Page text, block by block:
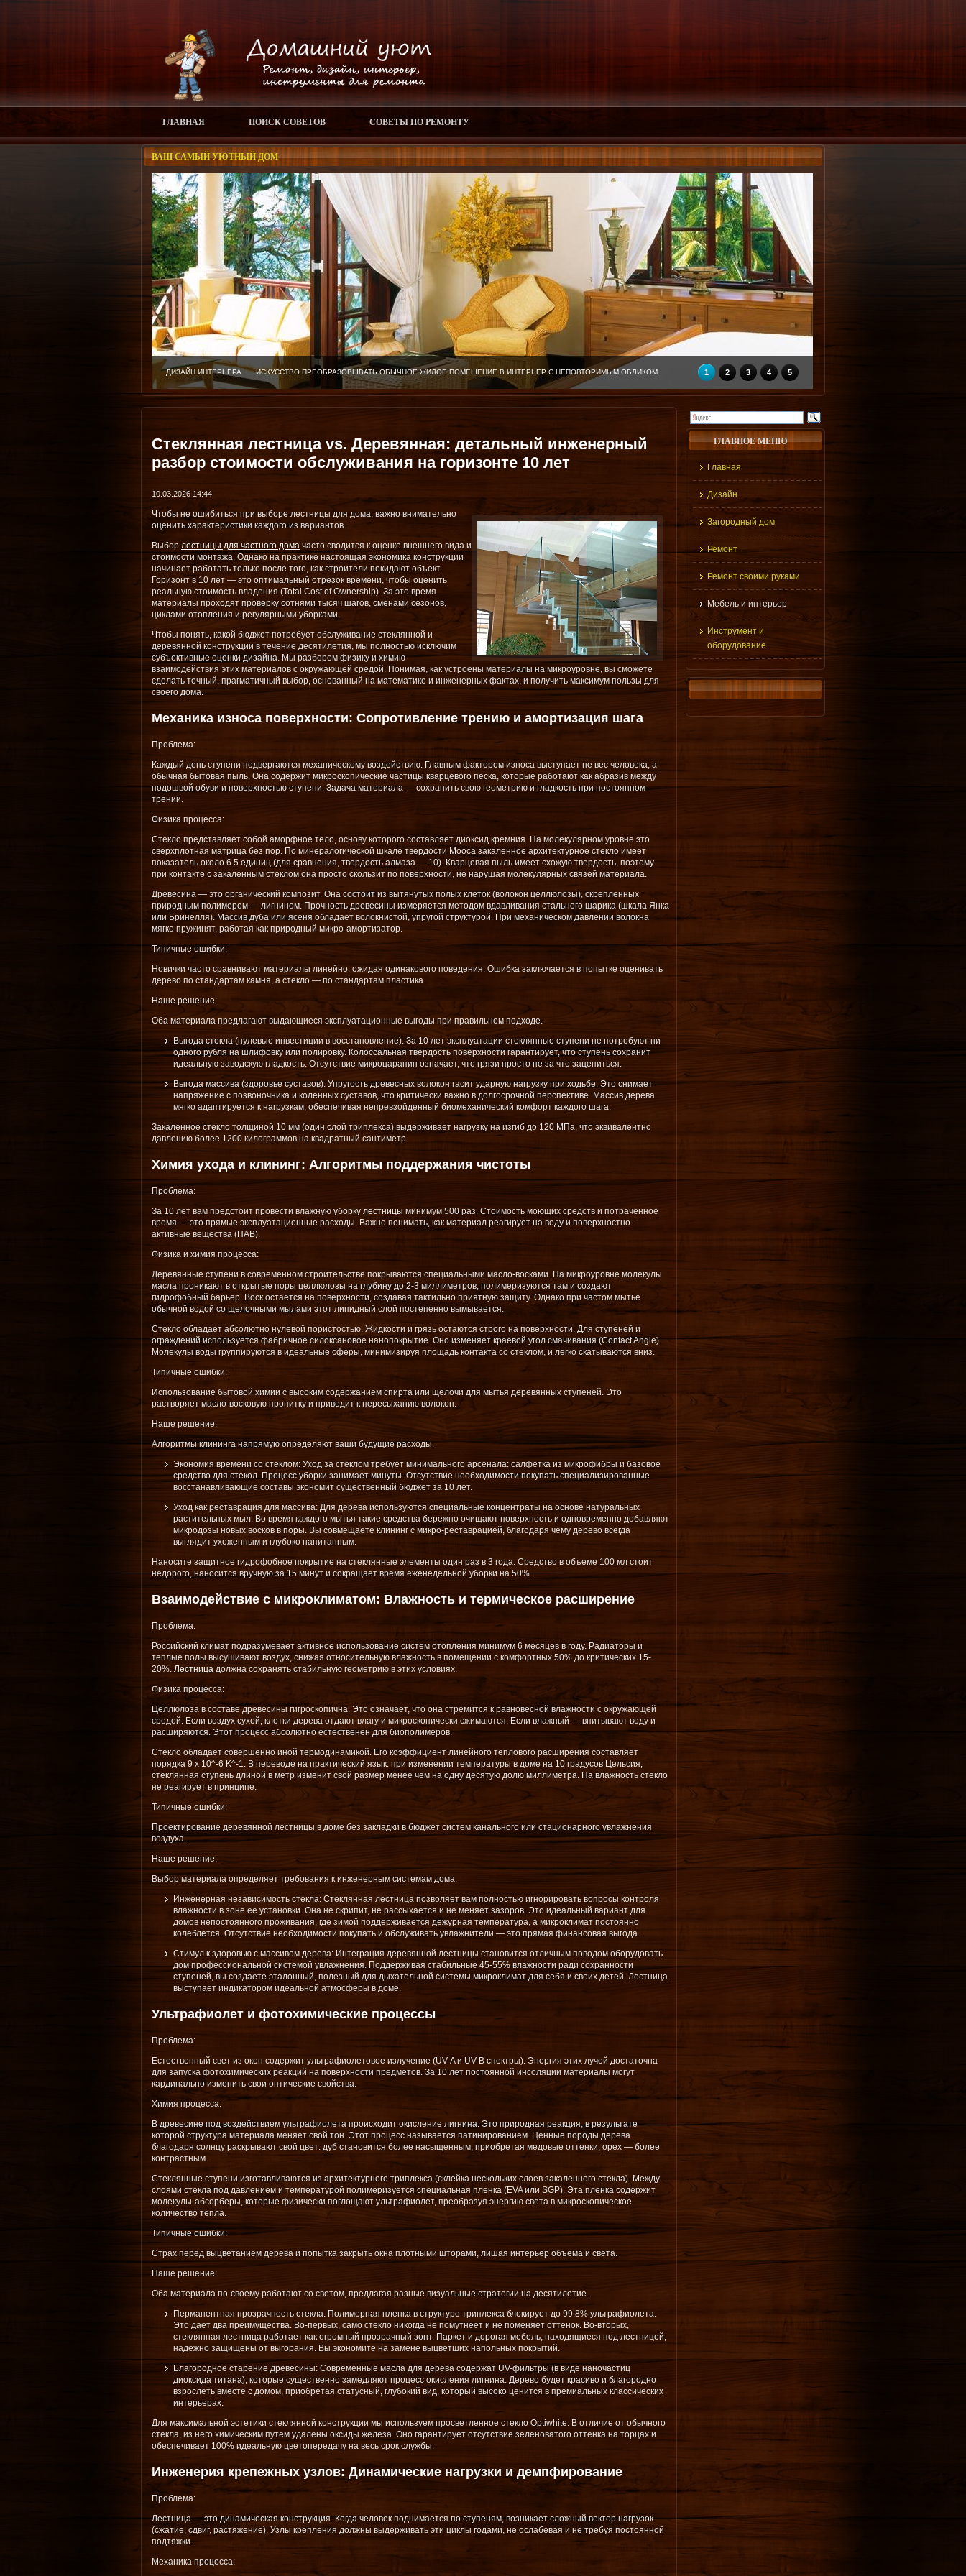
ГЛАВНАЯ ПОИСК СОВЕТОВ СОВЕТЫ ПО РЕМОНТУ
ВАШ САМЫЙ УЮТНЫЙ ДОМ
ЗАГОРОДНЫЙ ДОМ ХОРОШИЙ ВЫБОР ДЛЯ ОТЛИЧНО- 1 2 3 4 5
Стеклянная лестница vs. Деревянная: детальный инженерный
разбор стоимости обслуживания на горизонте 10 лет
10.03.2026 14:44
Чтобы не ошибиться при выборе лестницы для дома, важно внимательно
оценить характеристики каждого из вариантов.
Выбор лестницы для частного дома часто сводится к оценке внешнего вида и
стоимости монтажа. Однако на практике настоящая экономика конструкции
начинает работать только после того, как строители покидают объект.
Горизонт в 10 лет — это оптимальный отрезок времени, чтобы оценить
реальную стоимость владения (Total Cost of Ownership). За это время
материалы проходят проверку сотнями тысяч шагов, сменами сезонов,
циклами отопления и регулярными уборками.
Чтобы понять, какой бюджет потребует обслуживание стеклянной и
деревянной конструкции в течение десятилетия, мы полностью исключим
субъективные оценки дизайна. Мы разберем физику и химию
взаимодействия этих материалов с окружающей средой. Понимая, как устроены материалы на микроуровне, вы сможете
сделать точный, прагматичный выбор, основанный на математике и инженерных фактах, и получить максимум пользы для
своего дома.
Механика износа поверхности: Сопротивление трению и амортизация шага
Проблема:
Каждый день ступени подвергаются механическому воздействию. Главным фактором износа выступает не вес человека, а
обычная бытовая пыль. Она содержит микроскопические частицы кварцевого песка, которые работают как абразив между
подошвой обуви и поверхностью ступени. Задача материала — сохранить свою геометрию и гладкость при постоянном
трении.
Физика процесса:
Стекло представляет собой аморфное тело, основу которого составляет диоксид кремния. На молекулярном уровне это
сверхплотная матрица без пор. По минералогической шкале твердости Мооса закаленное архитектурное стекло имеет
показатель около 6.5 единиц (для сравнения, твердость алмаза — 10). Кварцевая пыль имеет схожую твердость, поэтому
при контакте с закаленным стеклом она просто скользит по поверхности, не нарушая молекулярных связей материала.
Древесина — это органический композит. Она состоит из вытянутых полых клеток (волокон целлюлозы), скрепленных
природным полимером — лигнином. Прочность древесины измеряется методом вдавливания стального шарика (шкала Янка
или Бринелля). Массив дуба или ясеня обладает волокнистой, упругой структурой. При механическом давлении волокна
мягко пружинят, работая как природный микро-амортизатор.
Типичные ошибки:
Новички часто сравнивают материалы линейно, ожидая одинакового поведения. Ошибка заключается в попытке оценивать
дерево по стандартам камня, а стекло — по стандартам пластика.
Наше решение:
Оба материала предлагают выдающиеся эксплуатационные выгоды при правильном подходе.
Выгода стекла (нулевые инвестиции в восстановление): За 10 лет эксплуатации стеклянные ступени не потребуют ни
одного рубля на шлифовку или полировку. Колоссальная твердость поверхности гарантирует, что ступень сохранит
идеальную заводскую гладкость. Отсутствие микроцарапин означает, что грязи просто не за что зацепиться.
Выгода массива (здоровье суставов): Упругость древесных волокон гасит ударную нагрузку при ходьбе. Это снимает
напряжение с позвоночника и коленных суставов, что критически важно в долгосрочной перспективе. Массив дерева
мягко адаптируется к нагрузкам, обеспечивая непревзойденный биомеханический комфорт каждого шага.
Закаленное стекло толщиной 10 мм (один слой триплекса) выдерживает нагрузку на изгиб до 120 МПа, что эквивалентно
давлению более 1200 килограммов на квадратный сантиметр.
Химия ухода и клининг: Алгоритмы поддержания чистоты
Проблема:
За 10 лет вам предстоит провести влажную уборку лестницы минимум 500 раз. Стоимость моющих средств и потраченное
время — это прямые эксплуатационные расходы. Важно понимать, как материал реагирует на воду и поверхностно-
активные вещества (ПАВ).
Физика и химия процесса:
Деревянные ступени в современном строительстве покрываются специальными масло-восками. На микроуровне молекулы
масла проникают в открытые поры целлюлозы на глубину до 2-3 миллиметров, полимеризуются там и создают
гидрофобный барьер. Воск остается на поверхности, создавая тактильно приятную защиту. Однако при частом мытье
обычной водой со щелочными мылами этот липидный слой постепенно вымывается.
Стекло обладает абсолютно нулевой пористостью. Жидкости и грязь остаются строго на поверхности. Для ступеней и
ограждений используется фабричное силоксановое нанопокрытие. Оно изменяет краевой угол смачивания (Contact Angle).
Молекулы воды группируются в идеальные сферы, минимизируя площадь контакта со стеклом, и легко скатываются вниз.
Типичные ошибки:
Использование бытовой химии с высоким содержанием спирта или щелочи для мытья деревянных ступеней. Это
растворяет масло-восковую пропитку и приводит к пересыханию волокон.
Наше решение:
Алгоритмы клининга напрямую определяют ваши будущие расходы.
Экономия времени со стеклом: Уход за стеклом требует минимального арсенала: салфетка из микрофибры и базовое
средство для стекол. Процесс уборки занимает минуты. Отсутствие необходимости покупать специализированные
восстанавливающие составы экономит существенный бюджет за 10 лет.
Уход как реставрация для массива: Для дерева используются специальные концентраты на основе натуральных
растительных мыл. Во время каждого мытья такие средства бережно очищают поверхность и одновременно добавляют
микродозы новых восков в поры. Вы совмещаете клининг с микро-реставрацией, благодаря чему дерево всегда
выглядит ухоженным и глубоко напитанным.
Наносите защитное гидрофобное покрытие на стеклянные элементы один раз в 3 года. Средство в объеме 100 мл стоит
недорого, наносится вручную за 15 минут и сокращает время еженедельной уборки на 50%.
Взаимодействие с микроклиматом: Влажность и термическое расширение
Проблема:
Российский климат подразумевает активное использование систем отопления минимум 6 месяцев в году. Радиаторы и
теплые полы высушивают воздух, снижая относительную влажность в помещении с комфортных 50% до критических 15-
20%. Лестница должна сохранять стабильную геометрию в этих условиях.
Физика процесса:
Целлюлоза в составе древесины гигроскопична. Это означает, что она стремится к равновесной влажности с окружающей
средой. Если воздух сухой, клетки дерева отдают влагу и микроскопически сжимаются. Если влажный — впитывают воду и
расширяются. Этот процесс абсолютно естественен для биополимеров.
Стекло обладает совершенно иной термодинамикой. Его коэффициент линейного теплового расширения составляет
порядка 9 х 10^-6 K^-1. В переводе на практический язык: при изменении температуры в доме на 10 градусов Цельсия,
стеклянная ступень длиной в метр изменит свой размер менее чем на одну десятую долю миллиметра. На влажность стекло
не реагирует в принципе.
Типичные ошибки:
Проектирование деревянной лестницы в доме без закладки в бюджет систем канального или стационарного увлажнения
воздуха.
Наше решение:
Выбор материала определяет требования к инженерным системам дома.
Инженерная независимость стекла: Стеклянная лестница позволяет вам полностью игнорировать вопросы контроля
влажности в зоне ее установки. Она не скрипит, не рассыхается и не меняет зазоров. Это идеальный вариант для
домов непостоянного проживания, где зимой поддерживается дежурная температура, а микроклимат постоянно
колеблется. Отсутствие необходимости покупать и обслуживать увлажнители — это прямая финансовая выгода.
Стимул к здоровью с массивом дерева: Интеграция деревянной лестницы становится отличным поводом оборудовать
дом профессиональной системой увлажнения. Поддерживая стабильные 45-55% влажности ради сохранности
ступеней, вы создаете эталонный, полезный для дыхательной системы микроклимат для себя и своих детей. Лестница
выступает индикатором идеальной атмосферы в доме.
Ультрафиолет и фотохимические процессы
Проблема:
Естественный свет из окон содержит ультрафиолетовое излучение (UV-A и UV-B спектры). Энергия этих лучей достаточна
для запуска фотохимических реакций на поверхности предметов. За 10 лет постоянной инсоляции материалы могут
кардинально изменить свои оптические свойства.
Химия процесса:
В древесине под воздействием ультрафиолета происходит окисление лигнина. Это природная реакция, в результате
которой структура материала меняет свой тон. Этот процесс называется патинированием. Ценные породы дерева
благодаря солнцу раскрывают свой цвет: дуб становится более насыщенным, приобретая медовые оттенки, орех — более
контрастным.
Стеклянные ступени изготавливаются из архитектурного триплекса (склейка нескольких слоев закаленного стекла). Между
слоями стекла под давлением и температурой полимеризуется специальная пленка (EVA или SGP). Эта пленка содержит
молекулы-абсорберы, которые физически поглощают ультрафиолет, преобразуя энергию света в микроскопическое
количество тепла.
Типичные ошибки:
Страх перед выцветанием дерева и попытка закрыть окна плотными шторами, лишая интерьер объема и света.
Наше решение:
Оба материала по-своему работают со светом, предлагая разные визуальные стратегии на десятилетие.
Перманентная прозрачность стекла: Полимерная пленка в структуре триплекса блокирует до 99.8% ультрафиолета.
Это дает два преимущества. Во-первых, само стекло никогда не помутнеет и не поменяет оттенок. Во-вторых,
стеклянная лестница работает как огромный прозрачный зонт. Паркет и дорогая мебель, находящиеся под лестницей,
надежно защищены от выгорания. Вы экономите на замене выцветших напольных покрытий.
Благородное старение древесины: Современные масла для дерева содержат UV-фильтры (в виде наночастиц
диоксида титана), которые существенно замедляют процесс окисления лигнина. Дерево будет красиво и благородно
взрослеть вместе с домом, приобретая статусный, глубокий вид, который высоко ценится в премиальных классических
интерьерах.
Для максимальной эстетики стеклянной конструкции мы используем просветленное стекло Optiwhite. В отличие от обычного
стекла, из него химическим путем удалены оксиды железа. Оно гарантирует отсутствие зеленоватого оттенка на торцах и
обеспечивает 100% идеальную цветопередачу на весь срок службы.
Инженерия крепежных узлов: Динамические нагрузки и демпфирование
Проблема:
Лестница — это динамическая конструкция. Когда человек поднимается по ступеням, возникает сложный вектор нагрузок
(сжатие, сдвиг, растяжение). Узлы крепления должны выдерживать эти циклы годами, не ослабевая и не требуя постоянной
подтяжки.
Механика процесса:
ГЛАВНОЕ МЕНЮ
Главная
Дизайн
Загородный дом
Ремонт
Ремонт своими руками
Мебель и интерьер
Инструмент и
оборудование